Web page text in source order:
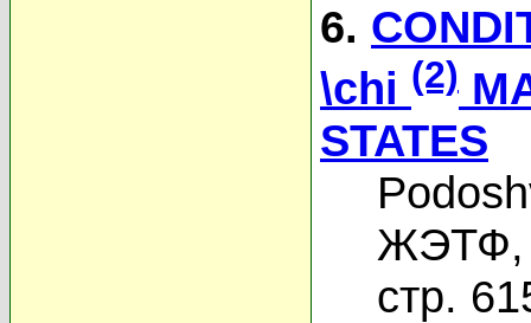
6.
\chi (2)
STATES
ЖЭТФ,
стр.